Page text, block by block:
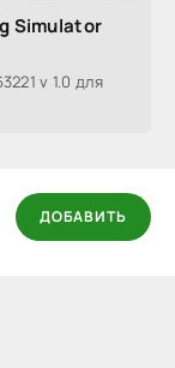
Simulator
v 1.0 для
ДОБАВИТЬ